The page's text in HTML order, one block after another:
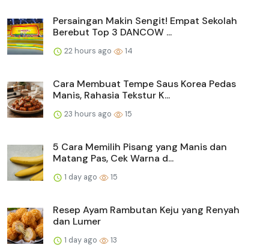
Persaingan Makin Sengit! Empat Sekolah
Berebut Top 3 DANCOW ...
22 hours ago 14
Cara Membuat Tempe Saus Korea Pedas
Manis, Rahasia Tekstur K...
23 hours ago 15
5 Cara Memilih Pisang yang Manis dan
Matang Pas, Cek Warna d...
1 day ago 15
Resep Ayam Rambutan Keju yang Renyah
dan Lumer
1 day ago 13